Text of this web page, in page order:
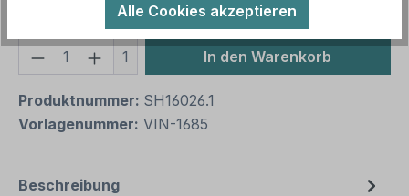
Produkt Anzahl: Gib den gewünschten
1 In den Warenkorb
Produktnummer: SH16026.1
Vorlagenummer: VIN-1685
Beschreibung
Alle Cookies akzeptieren